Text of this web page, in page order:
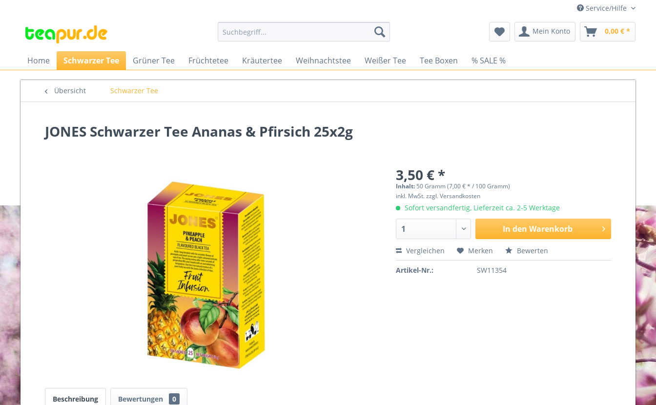
Service/Hilfe
Mein Konto 0,00 € *
Home Schwarzer Tee Grüner Tee Früchtetee Kräutertee Weihnachtstee Weißer Tee Tee Boxen % SALE %
Übersicht Schwarzer Tee
JONES Schwarzer Tee Ananas & Pfirsich 25x2g
3,50 € *
Inhalt: 50 Gramm (7,00 € * / 100 Gramm)
inkl. MwSt.zzgl. Versandkosten
Sofort versandfertig, Lieferzeit ca. 2-5 Werktage
In den Warenkorb
Vergleichen Merken Bewerten
Artikel-Nr.: SW11354
Beschreibung Bewertungen 0